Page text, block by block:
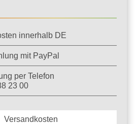
innerhalb DE
mit PayPal
per Telefon
23 00
Versandkosten